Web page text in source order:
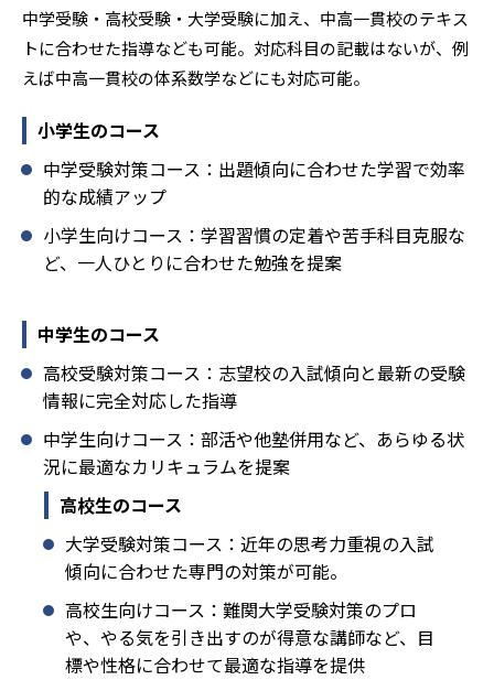
中学受験・高校受験・大学受験に加え、中高一貫校のテキス
トに合わせた指導なども可能。対応科目の記載はないが、例
えば中高一貫校の体系数学などにも対応可能。
小学生のコース
中学受験対策コース：出題傾向に合わせた学習で効率
的な成績アップ
小学生向けコース：学習習慣の定着や苦手科目克服な
ど、一人ひとりに合わせた勉強を提案
中学生のコース
高校受験対策コース：志望校の入試傾向と最新の受験
情報に完全対応した指導
中学生向けコース：部活や他塾併用など、あらゆる状
況に最適なカリキュラムを提案
高校生のコース
大学受験対策コース：近年の思考力重視の入試
傾向に合わせた専門の対策が可能。
高校生向けコース：難関大学受験対策のプロ
や、やる気を引き出すのが得意な講師など、目
標や性格に合わせて最適な指導を提供